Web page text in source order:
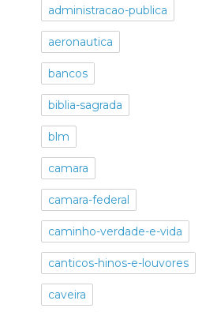
administracao-publica
aeronautica
bancos
biblia-sagrada
blm
camara
camara-federal
caminho-verdade-e-vida
canticos-hinos-e-louvores
caveira